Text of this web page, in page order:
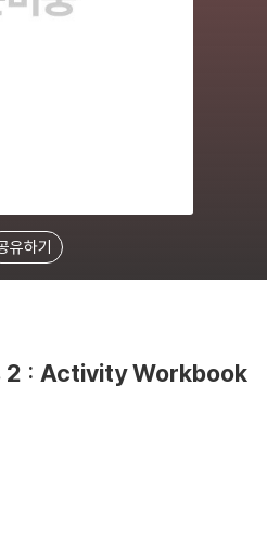
유하기
2 : Activity Workbook